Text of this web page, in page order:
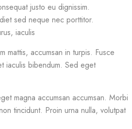
justo eu dignissim.
sed neque nec porttitor.
iaculis
mattis, accumsan in turpis. Fusce
iaculis bibendum. Sed eget
magna accumsan accumsan. Morbi
tincidunt. Proin urna nulla, volutpat